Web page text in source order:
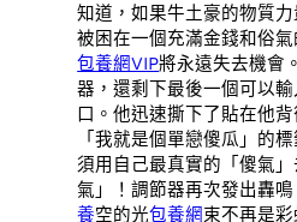
知道，如果牛土豪的物質
被困在一個充滿金錢和俗
包養網VIP將永遠失去機會
器，還剩下最後一個可以輸
口。他迅速撕下了貼在他
「我就是個單戀傻瓜」的
須用自己最真實的「傻氣
氣」！調節器再次發出轟
養空的光包養網束不再是